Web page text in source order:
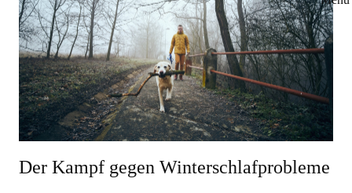
Der Kampf gegen Winterschlafprobleme